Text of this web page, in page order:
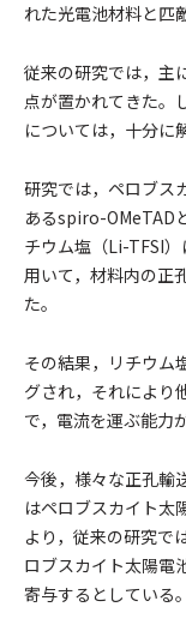
れた光電池材料と匹
従来の研究では，主
点が置かれてきた。
については，十分に
研究では，ペロブス
あるspiro-OMeTAD
チウム塩（Li-TFSI
用いて，材料内の正
た。
その結果，リチウム
グされ，それにより
で，電流を運ぶ能力
今後，様々な正孔輸
はペロブスカイト太
より，従来の研究で
ロブスカイト太陽電
寄与するとしている。